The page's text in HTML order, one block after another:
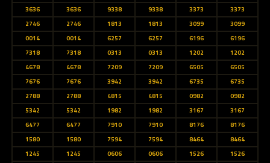
3636
3636 9338 9338 3373
3373
2746
2746 1813 1813 3099
3099
0014
0014 6257 6257 6196
6196
7318
7318 0313 0313 1202
1202
4678
4678 7209 7209 6505
6505
7676
7676 3942 3942 6735
6735
2788
2788 4815 4815 0982
0982
5342
5342 1982 1982 3167
3167
6477
6477 7910 7910 8176
8176
1580
1580 7594 7594 8464
8464
1245
1245 0606 0606 1526
1526